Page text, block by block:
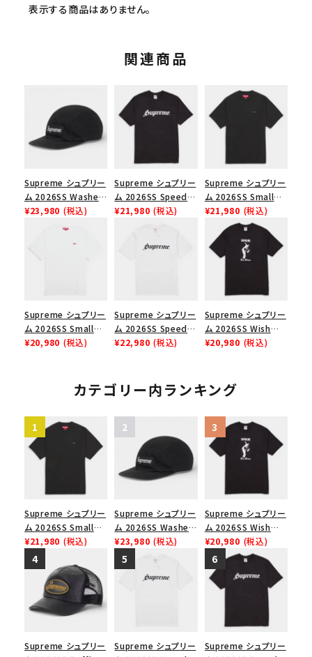
表示する商品はありません。
関連商品
Supreme シュプリー
ム 2026SS Washed
Chino Twill Camp
¥23,980 (税込)
Supreme シュプリー
ム 2026SS Speed
Tee スピードTシャツ
¥21,980 (税込)
Supreme シュプリー
ム 2026SS Small
Box Tee スモールボ
ックスTシャツ ブラッ
¥21,980 (税込)
Supreme シュプリー
ム 2026SS Small
Box Tee スモールボ
¥20,980 (税込)
Supreme シュプリー
ム 2026SS Speed
Tee スピードTシャツ
¥22,980 (税込)
Supreme シュプリー
ム 2026SS Wish
Tee ウィッシュTシ
¥20,980 (税込)
カテゴリー内ランキング
Supreme シュプリー
ム 2026SS Small
Box Tee スモールボ
ックスTシャツ ブラッ
ク
¥21,980 (税込)
Supreme シュプリー
ム 2026SS Washed
Chino Twill Camp
Cap ウォッシュド チ
ノツイル キャンプキャ
ップ ブラック
¥23,980 (税込)
Supreme シュプリー
ム 2026SS Wish
Tee ウィッシュTシ
ャツ ブラック
¥20,980 (税込)
Supreme シュプリー
Supreme シュプリー
Supreme シュプリー